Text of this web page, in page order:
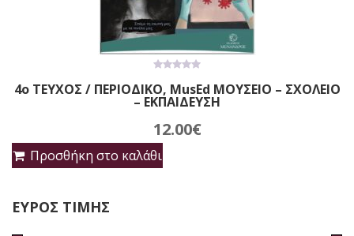
out
of
4ο ΤΕΥΧΟΣ / ΠΕΡΙΟΔΙΚΟ, MusEd ΜΟΥΣΕΙΟ – ΣΧΟΛΕΙΟ
– ΕΚΠΑΙΔΕΥΣΗ
12.00€
Προσθήκη στο καλάθι
ΕΥΡΟΣ ΤΙΜΗΣ